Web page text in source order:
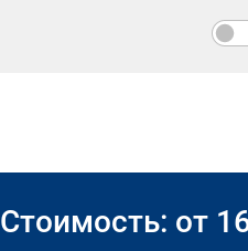
Стоимость: от